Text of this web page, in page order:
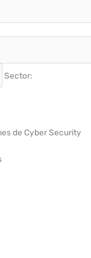
Sector:
de Cyber Security